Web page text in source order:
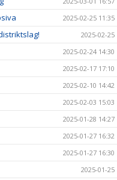
2025-02-25 11:35
2025-02-25
2025-02-24 14:30
2025-02-17 17:10
2025-02-10 14:42
2025-02-03 15:03
2025-01-28 14:27
2025-01-27 16:32
2025-01-27 16:30
2025-01-25